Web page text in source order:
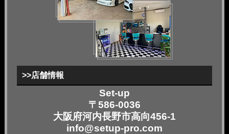
>>店舗情報
Set-up
〒586-0036
大阪府河内長野市高向456-1
info@setup-pro.com